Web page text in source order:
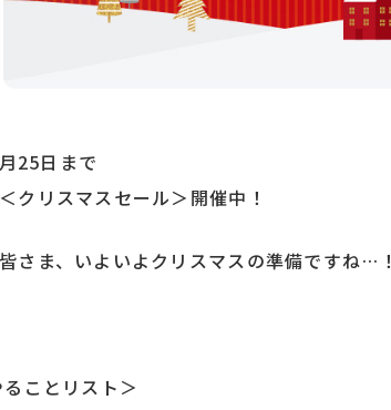
25日まで
クリスマスセール＞開催中！
さま、いよいよクリスマスの準備ですね…！
ことリスト＞